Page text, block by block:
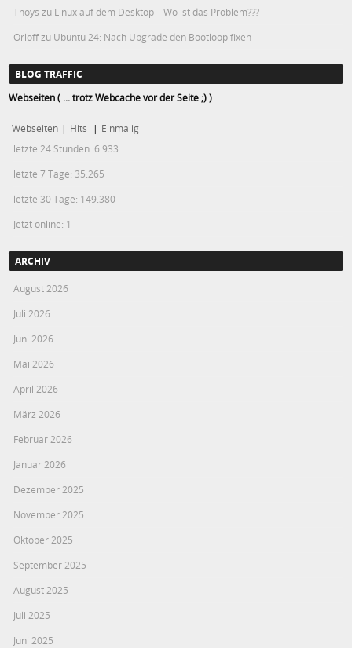
Thoys zu Linux auf dem Desktop – Wo ist das Problem???
Orloffzu Ubuntu 24: Nach Upgrade den Bootloop fixen
BLOG TRAFFIC
Webseiten ( ... trotz Webcache vor der Seite ;) )
Webseiten | Hits | Einmalig
letzte 24 Stunden:6.933
letzte 7 Tage: 35.265
letzte 30 Tage: 149.380
Jetzt online: 1
ARCHIV
August 2026
Juli 2026
Juni 2026
Mai 2026
April 2026
März 2026
Februar 2026
Januar 2026
Dezember 2025
November 2025
Oktober 2025
September 2025
August 2025
Juli 2025
Juni 2025